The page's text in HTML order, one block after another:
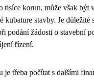
tisíce korun, může však být
kubature stavby. Je důležité
podání žádosti o stavební
řízení.
je třeba počítat s dalšími